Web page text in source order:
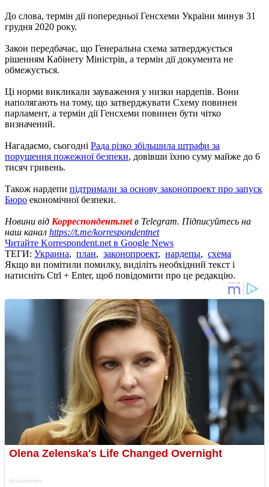
До слова, термін дії попередньої Генсхеми України минув 31
грудня 2020 року.
Закон передбачає, що Генеральна схема затверджується
рішенням Кабінету Міністрів, а термін дії документа не
обмежується.
Ці норми викликали зауваження у низки нардепів. Вони
наполягають на тому, що затверджувати Схему повинен
парламент, а термін дії Генсхеми повинен бути чітко
визначений.
Нагадаємо, сьогодні Рада різко збільшила штрафи за
порушення пожежної безпеки, довівши їхню суму майже до 6
тисяч гривень.
Також нардепи підтримали за основу законопроект про запуск
Бюро економічної безпеки.
Новини від Корреспондент.netв Telegram. Підписуйтесь на
наш канал https://t.me/korrespondentnet
Читайте Korrespondent.net в Google News
ТЕГИ: Украина, план, законопроект, нардепы, схема
Якщо ви помітили помилку, виділіть необхідний текст і
натисніть Ctrl + Enter, щоб повідомити про це редакцію.